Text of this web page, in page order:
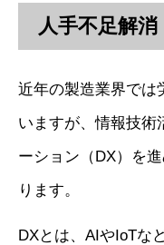
人手不足解消
近年の製造業界では
いますが、情報技術
ーション（DX）を
ります。
DXとは、AIやIoTな